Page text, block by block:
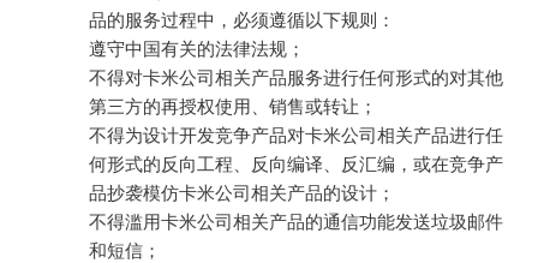
品的服务过程中，必须遵循以下规则：
遵守中国有关的法律法规；
不得对卡米公司相关产品服务进行任何形式的对其他
第三方的再授权使用、销售或转让；
不得为设计开发竞争产品对卡米公司相关产品进行任
何形式的反向工程、反向编译、反汇编，或在竞争产
品抄袭模仿卡米公司相关产品的设计；
不得滥用卡米公司相关产品的通信功能发送垃圾邮件
和短信；